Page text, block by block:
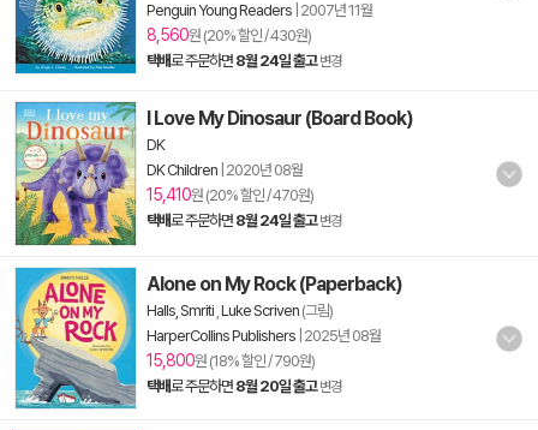
Penguin Young Readers 2007년 11월
8,560원 (20% 할인 / 430원)
택배로 주문하면 8월 24일 출고 변경
I Love My Dinosaur (Board Book)
DK
DK Children 2020년 08월
15,410원 (20% 할인 / 470원)
택배로 주문하면 8월 24일 출고 변경
Alone on My Rock (Paperback)
Halls, Smriti Luke Scriven (그림)
HarperCollins Publishers 2025년 08월
15,800원 (18% 할인 / 790원)
택배로 주문하면 8월 20일 출고 변경